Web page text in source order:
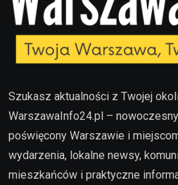
Szukasz aktualności z Twojej
WarszawaInfo24.pl –
poświęcony Warszawie i
wydarzenia, lokalne newsy,
mieszkańców i praktyczne